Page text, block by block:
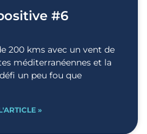
#6
200 kms avec un vent de
méditerranéennes et la
un peu fou que
»